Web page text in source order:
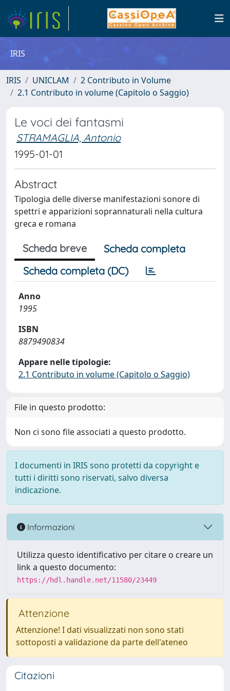
IRIS
IRIS UNICLAM
2 Contributo in Volume
2.1 Contributo in volume (Capitolo o Saggio)
Le voci dei fantasmi
STRAMAGLIA, Antonio
1995-01-01
Abstract
Tipologia delle diverse manifestazioni sonore di
spettri e apparizioni soprannaturali nella cultura
greca e romana
Scheda breve
Scheda completa
Scheda completa (DC)
Anno
1995
ISBN
8879490834
Appare nelle tipologie:
2.1 Contributo in volume (Capitolo o Saggio)
File in questo prodotto:
Non ci sono file associati a questo prodotto.
I documenti in IRIS sono protetti da copyright e
tutti i diritti sono riservati, salvo diversa
indicazione.
Informazioni
Utilizza questo identificativo per citare o creare un
link a questo documento:
https://hdl.handle.net/11580/23449
Attenzione
Attenzione! I dati visualizzati non sono stati
sottoposti a validazione da parte dell'ateneo
Citazioni